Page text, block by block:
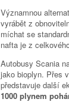
Významnou
vyrábět z
míchat se
nafta je z
Autobusy Scania
jako bioplyn. Přes
představuje další
1000 plynem